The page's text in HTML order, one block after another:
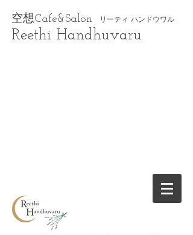
空想Cafe&Salon リーティ ハンドウワル
Reethi Handhuvaru